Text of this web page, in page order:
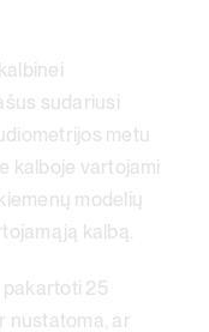
sudariusi
metu
kalboje vartojami
modelių
kalbą.
pakartoti 25
nustatoma, ar